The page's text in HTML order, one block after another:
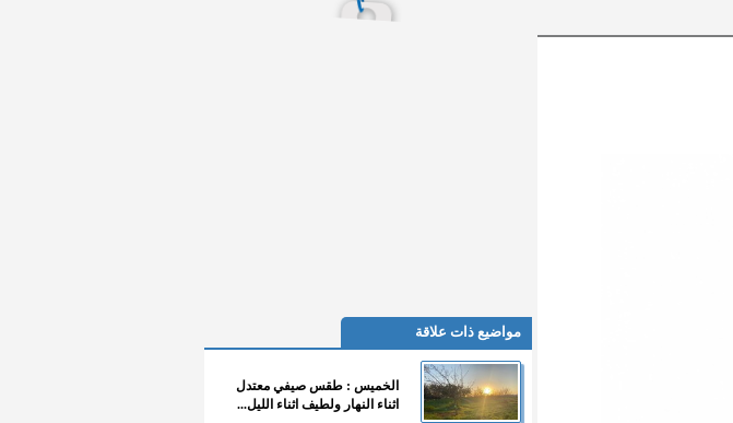
مواضيع ذات علاقة
الخميس : طقس صيفي معتدل
اثناء النهار ولطيف اثناء الليل...